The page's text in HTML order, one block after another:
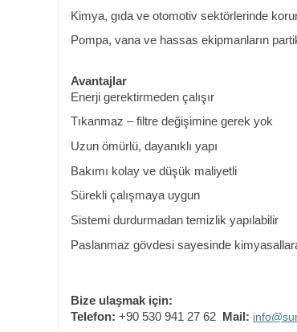
Kimya, gıda ve otomotiv sektörlerinde
Pompa, vana ve hassas ekipmanların
Avantajlar
Enerji gerektirmeden çalışır
Tıkanmaz – filtre değişimine gerek yok
Uzun ömürlü, dayanıklı yapı
Bakımı kolay ve düşük maliyetli
Sürekli çalışmaya uygun
Sistemi durdurmadan temizlik yapılabilir
Paslanmaz gövdesi sayesinde
Bize ulaşmak için:
Telefon: +90 530 941 27 62 Mail: